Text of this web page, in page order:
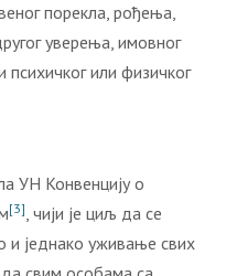
порекла, рођења,
уверења, имовног
психичког или физичког
УН Конвенцију о
[3], чији је циљ да се
и једнако уживање свих